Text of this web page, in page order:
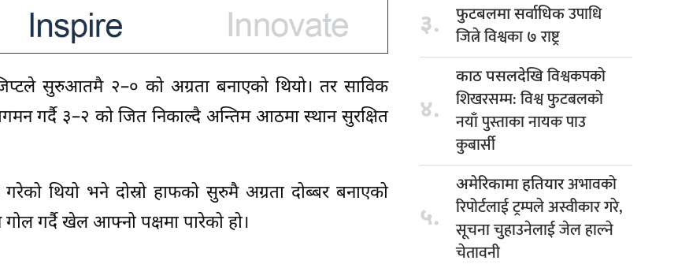
सुरुआतमै २–० को अग्रता बनाएको थियो। तर साविक
गर्दै ३–२ को जित निकाल्दै अन्तिम आठमा स्थान सुरक्षित
थियो भने दोस्रो हाफको सुरुमै अग्रता दोब्बर बनाएको
गर्दै खेल आफ्नो पक्षमा पारेको हो।
३. फुटबलमा सर्वाधिकउपाधि
जित्ने विश्वका ७ राष्ट्र
४.
काठ पसलदेखिविश्वकपको
शिखरसम्म: विश्व फुटबलको
नयाँ पुस्ताका नायक पाउ
कुबार्सी
५.
अमेरिकामा हतियारअभावको
रिपोर्टलाई ट्रम्पले अस्वीकार गरे,
सूचना चुहाउनेलाई जेल हाल्ने
चेतावनी